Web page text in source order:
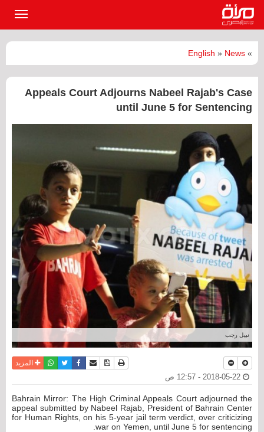
»
English » News
Appeals Court Adjourns Nabeel Rajab's Case
until June 5 for Sentencing
نبيل رجب
نسخة للطباعة
حفظ الموضوع
أرسل الى صديق
فيسبوكتويترواتسابالمزيد
Bahrain Mirror: The High Criminal Appeals Court adjourned the
appeal submitted by Nabeel Rajab, President of Bahrain Center
for Human Rights, on his 5-year jail term verdict, over criticizing
war on Yemen, until June 5 for sentencing.